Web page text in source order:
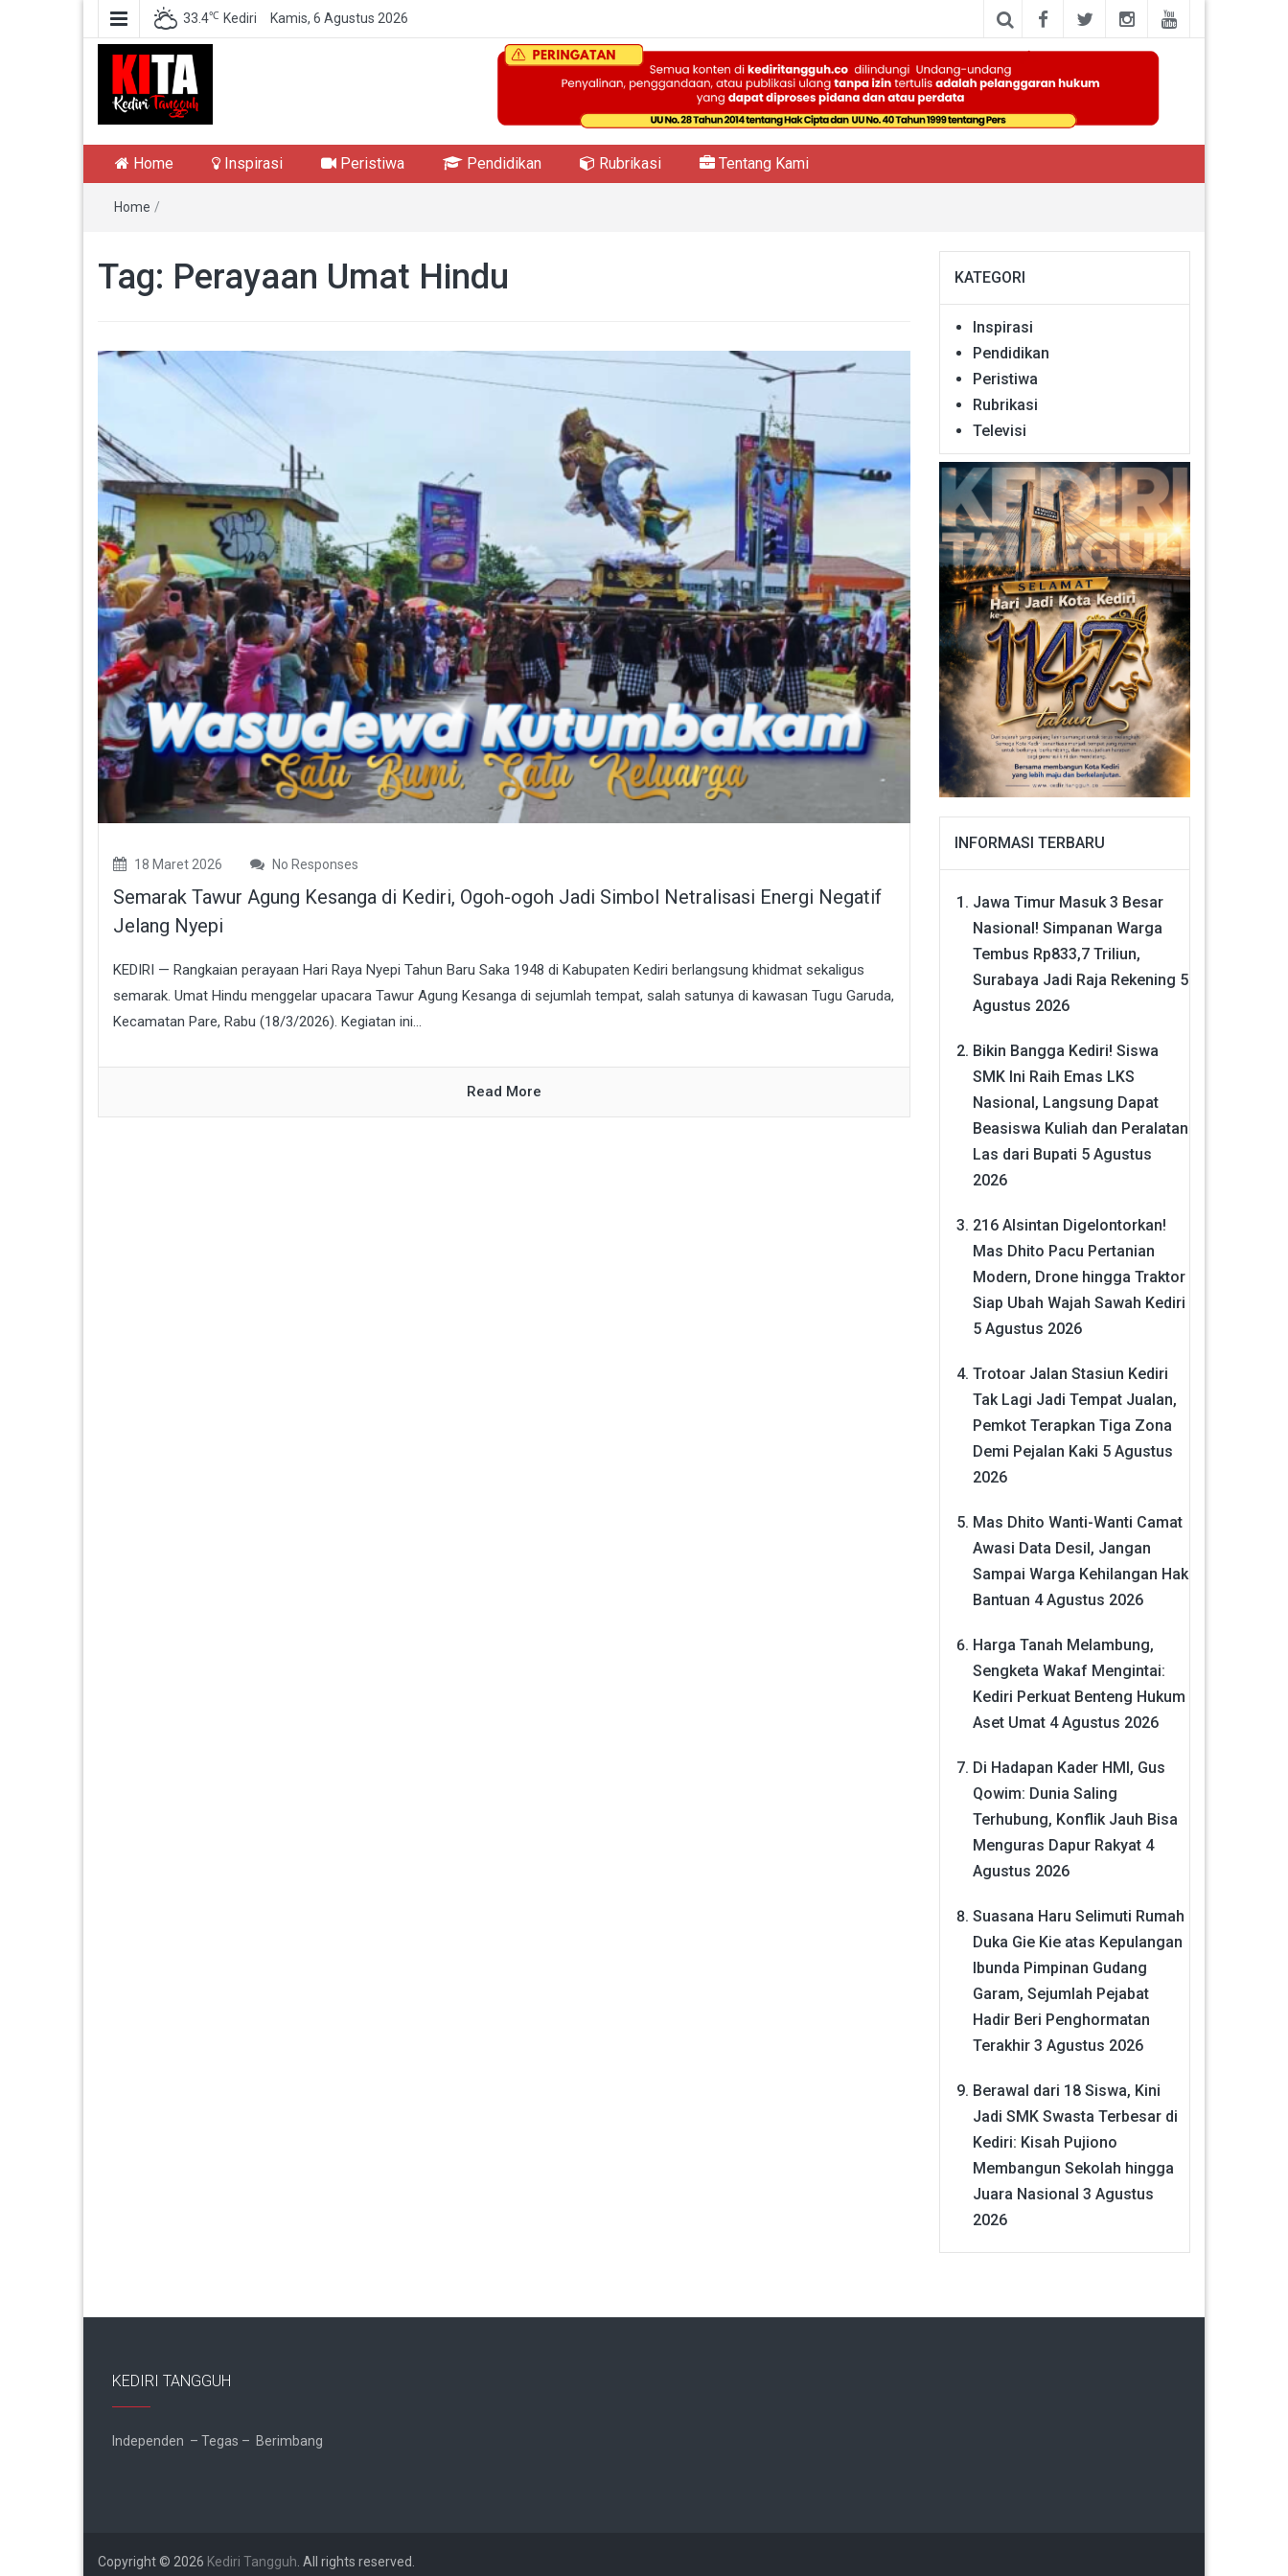
33.4℃ Kediri Kamis, 6 Agustus 2026
Kediri Tangguh
Home Inspirasi Peristiwa Pendidikan Rubrikasi Tentang Kami
Home /
Tag: Perayaan Umat Hindu
18 Maret 2026 No Responses
Semarak Tawur Agung Kesanga di Kediri, Ogoh-ogoh Jadi Simbol Netralisasi Energi Negatif
Jelang Nyepi
KEDIRI — Rangkaian perayaan Hari Raya Nyepi Tahun Baru Saka 1948 di Kabupaten Kediri berlangsung khidmat sekaligus
semarak. Umat Hindu menggelar upacara Tawur Agung Kesanga di sejumlah tempat, salah satunya di kawasan Tugu Garuda,
Kecamatan Pare, Rabu (18/3/2026). Kegiatan ini...
Read More
KATEGORI
Inspirasi
Pendidikan
Peristiwa
Rubrikasi
Televisi
INFORMASI TERBARU
Jawa Timur Masuk 3 Besar
Nasional! Simpanan Warga
Tembus Rp833,7 Triliun,
Surabaya Jadi Raja Rekening 5
Agustus 2026
Bikin Bangga Kediri! Siswa
SMK Ini Raih Emas LKS
Nasional, Langsung Dapat
Beasiswa Kuliah dan Peralatan
Las dari Bupati 5 Agustus
2026
216 Alsintan Digelontorkan!
Mas Dhito Pacu Pertanian
Modern, Drone hingga Traktor
Siap Ubah Wajah Sawah Kediri
5 Agustus 2026
Trotoar Jalan Stasiun Kediri
Tak Lagi Jadi Tempat Jualan,
Pemkot Terapkan Tiga Zona
Demi Pejalan Kaki 5 Agustus
2026
Mas Dhito Wanti-Wanti Camat
Awasi Data Desil, Jangan
Sampai Warga Kehilangan Hak
Bantuan 4 Agustus 2026
Harga Tanah Melambung,
Sengketa Wakaf Mengintai:
Kediri Perkuat Benteng Hukum
Aset Umat 4 Agustus 2026
Di Hadapan Kader HMI, Gus
Qowim: Dunia Saling
Terhubung, Konflik Jauh Bisa
Menguras Dapur Rakyat 4
Agustus 2026
Suasana Haru Selimuti Rumah
Duka Gie Kie atas Kepulangan
Ibunda Pimpinan Gudang
Garam, Sejumlah Pejabat
Hadir Beri Penghormatan
Terakhir 3 Agustus 2026
Berawal dari 18 Siswa, Kini
Jadi SMK Swasta Terbesar di
Kediri: Kisah Pujiono
Membangun Sekolah hingga
Juara Nasional 3 Agustus
2026
KEDIRI TANGGUH
Independen – Tegas – Berimbang
Copyright © 2026 Kediri Tangguh . All rights reserved.